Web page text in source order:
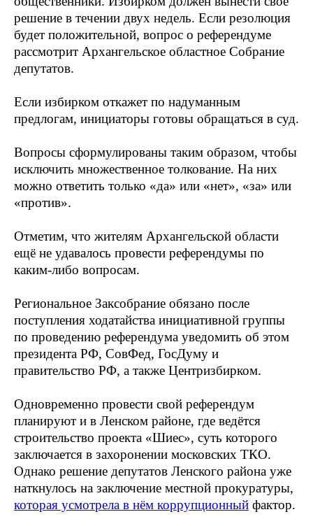
решение в течении двух недель. Если резолюция
будет положительной, вопрос о референдуме
рассмотрит Архангельское областное Собрание
депутатов.
Если избирком откажет по надуманным
предлогам, инициаторы готовы обращаться в суд.
Вопросы сформулированы таким образом, чтобы
исключить множественное толкование. На них
можно ответить только «да» или «нет», «за» или
«против».
Отметим, что жителям Архангельской области
ещё не удавалось провести референдумы по
каким-либо вопросам.
Региональное Заксобрание обязано после
поступления ходатайства инициативной группы
по проведению референдума уведомить об этом
президента РФ, СовФед, ГосДуму и
правительство РФ, а также Центризбирком.
Одновременно провести свой референдум
планируют и в Ленском районе, где ведётся
строительство проекта «Шиес», суть которого
заключается в захоронении московских ТКО.
Однако решение депутатов Ленского района уже
наткнулось на заключение местной прокуратуры,
которая усмотрела в нём коррупционный фактор.